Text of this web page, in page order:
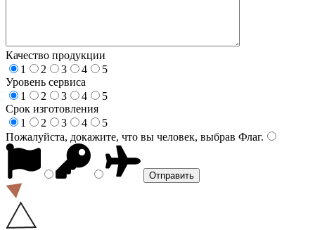
Качество продукции
1
2 3 4
5
Уровень сервиса
1
2 3 4
5
Срок изготовления
1
2 3 4
5
Пожалуйста, докажите, что вы человек, выбрав Флаг.